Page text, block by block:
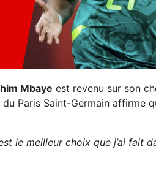
Mbaye est revenu sur son
Paris Saint-Germain affirme
le meilleur choix que j’ai fait